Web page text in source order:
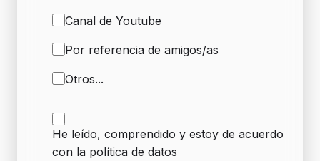
Canal de Youtube
Por referencia de amigos/as
Otros...
He leído, comprendido y estoy de acuerdo
con la política de datos